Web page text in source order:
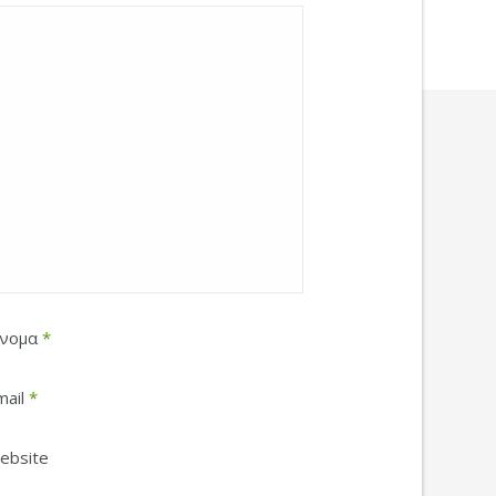
*
*